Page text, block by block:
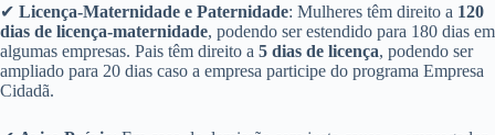
✔ Licença-Maternidade e Paternidade: Mulheres têm direito a 120
dias de licença-maternidade, podendo ser estendido para 180 dias em
algumas empresas. Pais têm direito a 5 dias de licença, podendo ser
ampliado para 20 dias caso a empresa participe do programa Empresa
Cidadã.